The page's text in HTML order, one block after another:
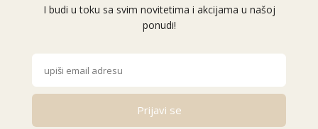
I budi u toku sa svim novitetima i akcijama u našoj
ponudi!
Prijavi se